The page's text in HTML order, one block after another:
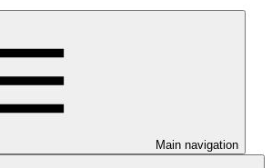
Main navigation